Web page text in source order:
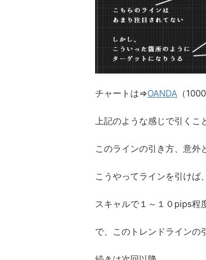
チャートは⇒OANDA （
上記のような感じで引くこ
このラインの引き方、意外
こうやってラインを引けば
スキャルで１～１０pips程
で、このトレンドラインの